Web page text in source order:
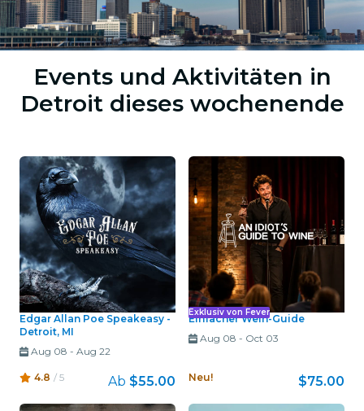
Events und Aktivitäten in
Detroit dieses wochenende
Edgar Allan Poe Speakeasy -
Detroit, MI
Aug 08 - Aug 22
4.8 / 5 Ab $55.00
Exklusiv von Fever
Einfacher Wein-Guide
Aug 08 - Oct 03
Neu! $75.00